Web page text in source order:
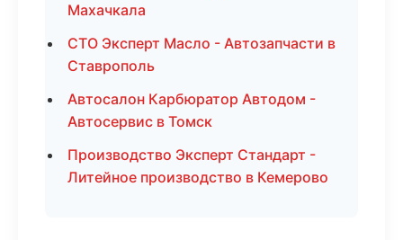
Махачкала
СТО Эксперт Масло - Автозапчасти в
Ставрополь
Автосалон Карбюратор Автодом -
Автосервис в Томск
Производство Эксперт Стандарт -
Литейное производство в Кемерово